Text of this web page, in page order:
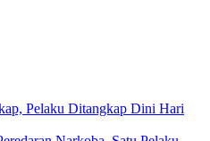
Pelaku Ditangkap Dini Hari